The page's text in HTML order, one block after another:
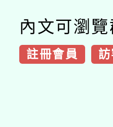
內文可瀏覽
註冊會員